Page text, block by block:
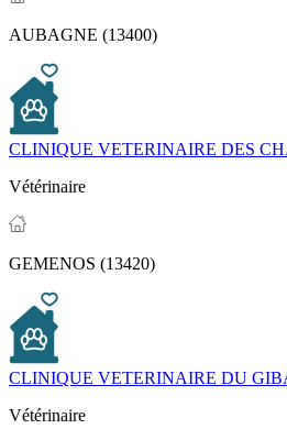
AUBAGNE (13400)
CLINIQUE VETERINAIRE DES
Vétérinaire
GEMENOS (13420)
CLINIQUE VETERINAIRE DU
Vétérinaire